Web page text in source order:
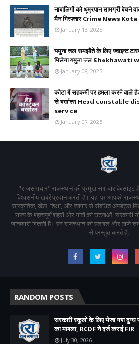
नाबालिगों को धूम्रपान सामग्री बेचने
मैन गिरफ्तार Crime News Kota
January 13, 2025
यमुना जल समझौते के लिए ज्वाइन्ट
मिलेगा यमुना जल
January 08, 2025
कोटा में सहकर्मी पर हमला करने वाले
से बर्खास्त Head constable
service
January 07, 2025
"राजसमाचार" राजस्थान की प्रमुख समाचार वेबसाइट
विश्वसनीय खबरें प्रदान करती है। यहां पर आपको
सांस्कृतिक, खेल, शिक्षा, और व्यापार से संबंधित अपडेट्स
राज्य के महत्वपूर्ण शहरों और गांवों की घटनाओं, सरकारी
जानकारी मिलती है। हम राजस्थान की हलचल और ताजे
से प्रस्तुत करते हैं,
RANDOM POSTS
सरकारी स्कूलों के लिए भेजा गया
का मामला, RCDF ने दर्ज कराई FIR
July 30, 2026